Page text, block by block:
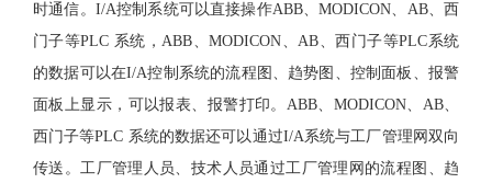
时通信。I/A控制系统可以直接操作ABB、MODICON、AB、西
门子等PLC 系统，ABB、MODICON、AB、西门子等PLC系统
的数据可以在I/A控制系统的流程图、趋势图、控制面板、报警
面板上显示，可以报表、报警打印。ABB、MODICON、AB、
西门子等PLC 系统的数据还可以通过I/A系统与工厂管理网双向
传送。工厂管理人员、技术人员通过工厂管理网的流程图、趋